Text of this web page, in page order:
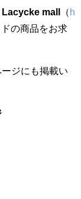
Lacycke mall （ h
の商品をお求
ジにも掲載い